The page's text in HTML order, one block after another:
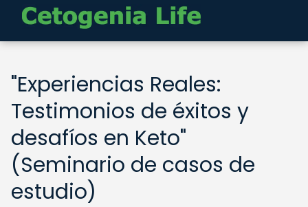
"Experiencias Reales:
Testimonios de éxitos y
desafíos en Keto"
(Seminario de casos de
estudio)